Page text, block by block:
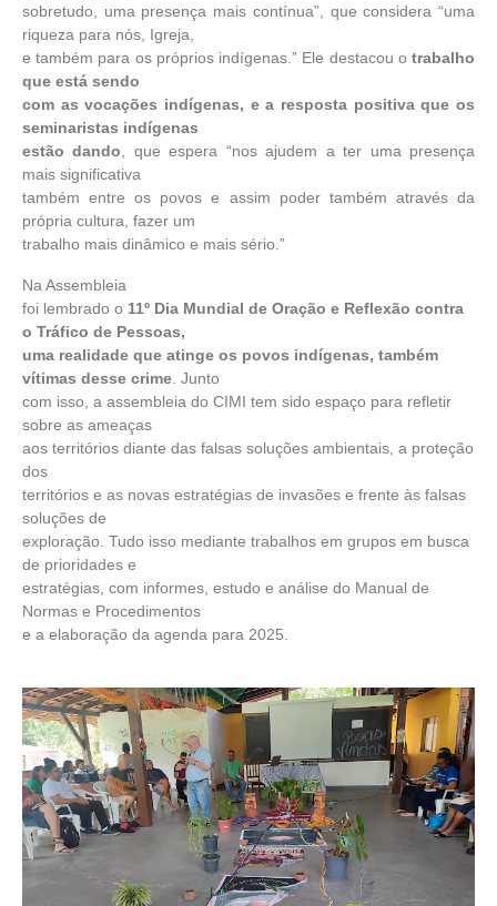
sobretudo, uma presença mais contínua”, que considera “uma
riqueza para nós, Igreja,
e também para os próprios indígenas.” Ele destacou o trabalho
que está sendo
com as vocações indígenas, e a resposta positiva que os
seminaristas indígenas
estão dando , que espera “nos ajudem a ter uma presença
mais significativa
também entre os povos e assim poder também através da
própria cultura, fazer um
trabalho mais dinâmico e mais sério.”
Na Assembleia
foi lembrado o 11º Dia Mundial de Oração e Reflexão contra
o Tráfico de Pessoas,
uma realidade que atinge os povos indígenas, também
vítimas desse crime . Junto
com isso, a assembleia do CIMI tem sido espaço para refletir
sobre as ameaças
aos territórios diante das falsas soluções ambientais, a proteção
dos
territórios e as novas estratégias de invasões e frente às falsas
soluções de
exploração. Tudo isso mediante trabalhos em grupos em busca
de prioridades e
estratégias, com informes, estudo e análise do Manual de
Normas e Procedimentos
e a elaboração da agenda para 2025.